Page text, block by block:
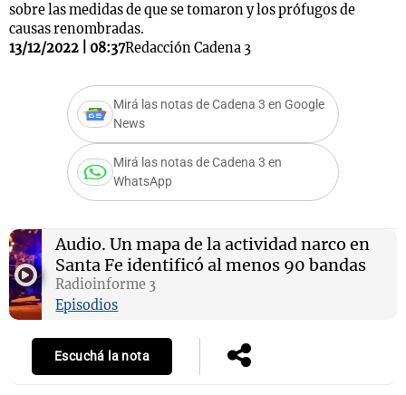
sobre las medidas de que se tomaron y los prófugos de
causas renombradas.
13/12/2022 | 08:37Redacción Cadena 3
Mirá las notas de Cadena 3 en Google
News
Mirá las notas de Cadena 3 en
WhatsApp
Audio. Un mapa de la actividad narco en
Santa Fe identificó al menos 90 bandas
Radioinforme 3
Episodios
Escuchá la nota
Notas
Notas